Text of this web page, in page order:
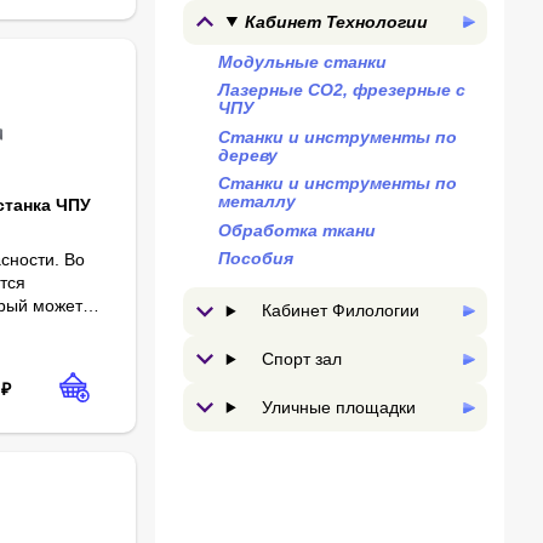
ЧПУ
Во
может
и
синий свет, создаваемый лазерной гравировкой, защищая
складной, легко носить и собирать. Это делает общую
Кабинет Технологии
Модульные станки
Лазерные СО2, фрезерные с
ЧПУ
Станки и инструменты по
дереву
Станки и инструменты по
металлу
Обработка ткани
Пособия
Кабинет Филологии
Спорт зал
Уличные площадки